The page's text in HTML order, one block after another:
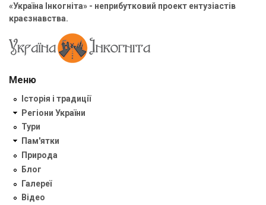
«Україна Інкогніта» - неприбутковий проект ентузіастів
краєзнавства.
Меню
Історія і традиції
Регіони України
Тури
Пам'ятки
Природа
Блог
Галереї
Відео